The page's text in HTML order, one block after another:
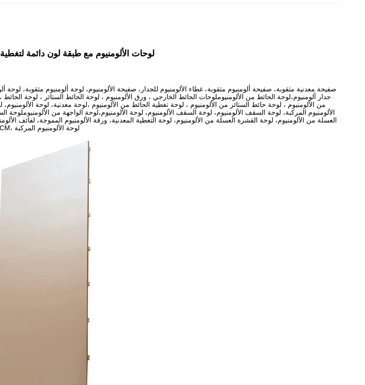
لوحات الألومنيوم مع طبقة لون دائمة
صفيحة معدنية مثقوبة، صفيحة ألومنيوم مثقوبة، غطاء الألومنيوم للجدار، صفيحة الألومنيوم، لوحة ألومنيوم مثقوبة، لوحة
جدار ألومنيوم،لوحة الحائط من الألومنيوملوحات الحائط الخارجي ، ورق الألومنيوم ، لوحة الحائط الستائر ، لوحة
من الألومنيوم ، لوحة حائط الستائر من الألومنيوم ، لوحة تغطية الحائط من الألومنيوم ،لوحة معدنية، لوحة الألومنيوم،
الألومنيوم المركبة، لوحة السقف الألومنيوم، لوحة السقف الألومنيوم، لوحة الألومنيوم،لوحة الواجهة من
العسلة من الألومنيوم، لوحة القشرة العسلة من الألومنيوم، لوحة التغطية المعدنية، ورقة الألومنيوم المموجة، لفائف
مواد البناء، ACP، مواد الألومنيوم المركبة، ACM، لوحة الألومنيوم المركبة